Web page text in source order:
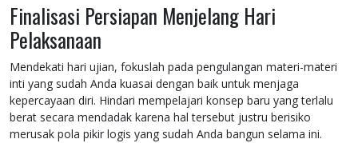
Finalisasi Persiapan Menjelang Hari
Pelaksanaan
Mendekati hari ujian, fokuslah pada pengulangan materi-materi
inti yang sudah Anda kuasai dengan baik untuk menjaga
kepercayaan diri. Hindari mempelajari konsep baru yang terlalu
berat secara mendadak karena hal tersebut justru berisiko
merusak pola pikir logis yang sudah Anda bangun selama ini.